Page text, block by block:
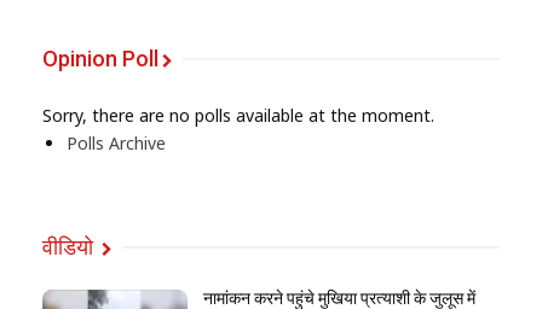
Opinion Poll
Sorry, there are no polls available at the moment.
Polls Archive
वीडियो
नामांकन करने पहुंचे मुखिया प्रत्याशी के जुलूस में